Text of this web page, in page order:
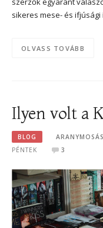
sikeres mese- és
OLVASS TOVÁBB
Ilyen volt a
BLOG
PÉNTEK
3